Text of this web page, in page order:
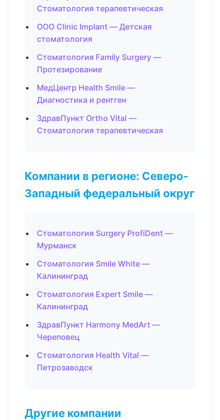
Стоматология терапевтическая
ООО Clinic Implant — Детская
стоматология
Стоматология Family Surgery —
Протезирование
МедЦентр Health Smile —
Диагностика и рентген
ЗдравПункт Ortho Vital —
Стоматология терапевтическая
Компании в регионе: Северо-
Западный федеральный округ
Стоматология Surgery ProfiDent —
Мурманск
Стоматология Smile White —
Калининград
Стоматология Expert Smile —
Калининград
ЗдравПункт Harmony MedArt —
Череповец
Стоматология Health Vital —
Петрозаводск
Другие компании